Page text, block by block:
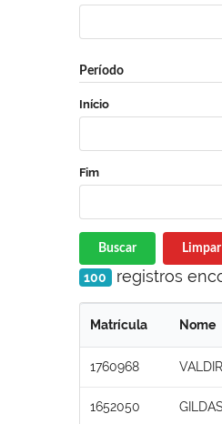
Período
Início
Fim
Buscar Limpar
100 registros
Matrícula Nome
1760968
1652050